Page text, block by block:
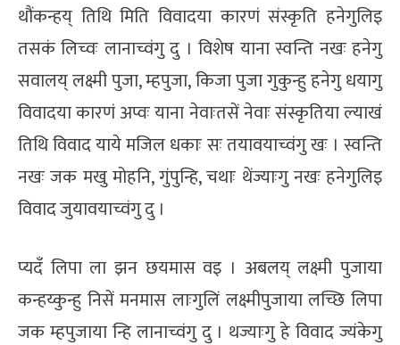
थौंकन्हय् तिथि मिति विवादया कारणं संस्कृति हनेगुलिइ
तसकं लिच्वः लानाच्वंगु दु । विशेष याना स्वन्ति नखः हनेगु
सवालय् लक्ष्मी पुजा, म्हपुजा, किजा पुजा गुकुन्हु हनेगु धयागु
विवादया कारणं अप्वः याना नेवाःतसें नेवाः संस्कृतिया ल्याखं
तिथि विवाद याये मजिल धकाः सः तयावयाच्वंगु खः । स्वन्ति
नखः जक मखु मोहनि, गुंपुन्हि, चथाः थेंज्याःगु नखः हनेगुलिइ
विवाद जुयावयाच्वंगु दु ।
प्यदँ लिपा ला झन छयमास वइ । अबलय् लक्ष्मी पुजाया
कन्हय्कुन्हु निसें मनमास लाःगुलिं लक्ष्मीपुजाया लच्छि लिपा
जक म्हपुजाया न्हि लानाच्वंगु दु । थज्याःगु हे विवाद ज्यंकेगु